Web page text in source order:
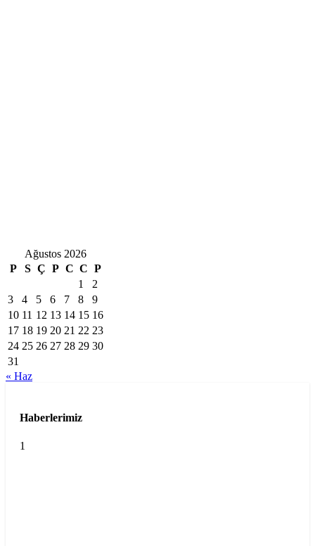
Ağustos 2026
P
S Ç P C C P
1
2
3
4 5 6 7 8
9
10 11 12 13 14 15 16
17 18 19 20 21 22 23
24 25 26 27 28 29 30
31
« Haz
Haberlerimiz
1